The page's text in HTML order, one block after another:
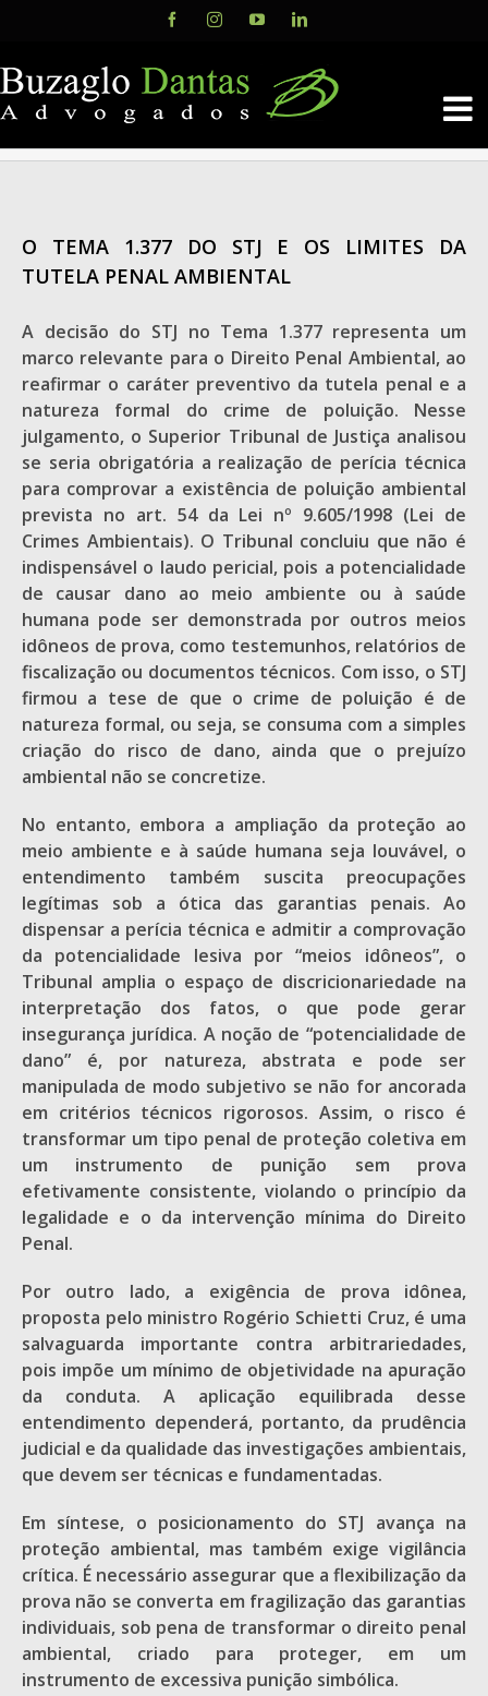
content
FacebookInstagramYouTubeLinkedIn
O TEMA 1.377 DO STJ E OS LIMITES DA
TUTELA PENAL AMBIENTAL
A decisão do STJ no Tema 1.377 representa um
marco relevante para o Direito Penal Ambiental, ao
reafirmar o caráter preventivo da tutela penal e a
natureza formal do crime de poluição. Nesse
julgamento, o Superior Tribunal de Justiça analisou
se seria obrigatória a realização de perícia técnica
para comprovar a existência de poluição ambiental
prevista no art. 54 da Lei nº 9.605/1998 (Lei de
Crimes Ambientais). O Tribunal concluiu que não é
indispensável o laudo pericial, pois a potencialidade
de causar dano ao meio ambiente ou à saúde
humana pode ser demonstrada por outros meios
idôneos de prova, como testemunhos, relatórios de
fiscalização ou documentos técnicos. Com isso, o STJ
firmou a tese de que o crime de poluição é de
natureza formal, ou seja, se consuma com a simples
criação do risco de dano, ainda que o prejuízo
ambiental não se concretize.
No entanto, embora a ampliação da proteção ao
meio ambiente e à saúde humana seja louvável, o
entendimento também suscita preocupações
legítimas sob a ótica das garantias penais. Ao
dispensar a perícia técnica e admitir a comprovação
da potencialidade lesiva por “meios idôneos”, o
Tribunal amplia o espaço de discricionariedade na
interpretação dos fatos, o que pode gerar
insegurança jurídica. A noção de “potencialidade de
dano” é, por natureza, abstrata e pode ser
manipulada de modo subjetivo se não for ancorada
em critérios técnicos rigorosos. Assim, o risco é
transformar um tipo penal de proteção coletiva em
um instrumento de punição sem prova
efetivamente consistente, violando o princípio da
legalidade e o da intervenção mínima do Direito
Penal.
Por outro lado, a exigência de prova idônea,
proposta pelo ministro Rogério Schietti Cruz, é uma
salvaguarda importante contra arbitrariedades,
pois impõe um mínimo de objetividade na apuração
da conduta. A aplicação equilibrada desse
entendimento dependerá, portanto, da prudência
judicial e da qualidade das investigações ambientais,
que devem ser técnicas e fundamentadas.
Em síntese, o posicionamento do STJ avança na
proteção ambiental, mas também exige vigilância
crítica. É necessário assegurar que a flexibilização da
prova não se converta em fragilização das garantias
individuais, sob pena de transformar o direito penal
ambiental, criado para proteger, em um
instrumento de excessiva punição simbólica.